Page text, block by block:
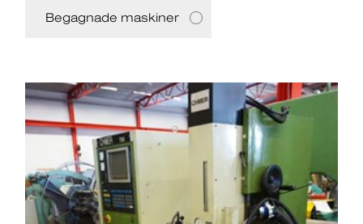
Begagnade maskiner